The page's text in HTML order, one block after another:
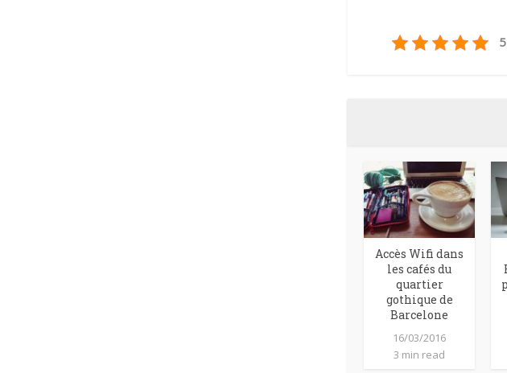
5
Accès Wifi dans
les cafés du
quartier
gothique de
Barcelone
16/03/2016
3 min read